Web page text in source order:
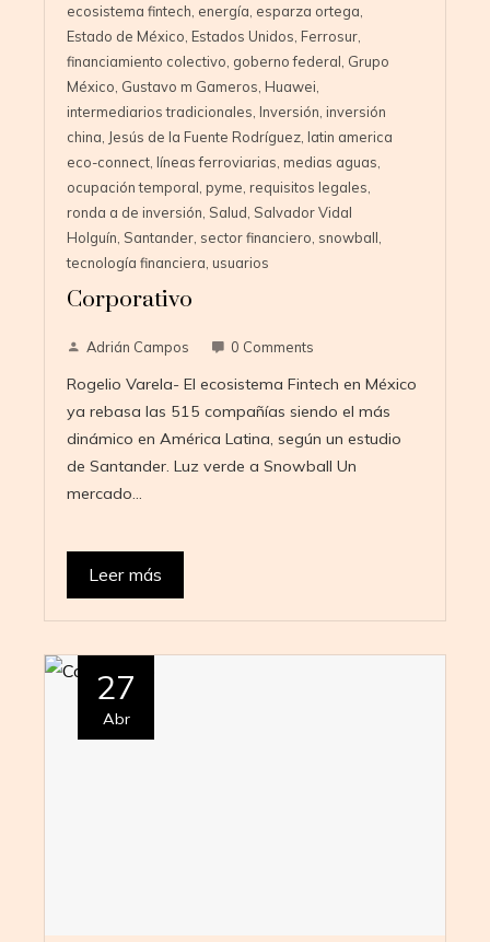
ecosistema fintech energía esparza ortega
Estado de México Estados Unidos Ferrosur
financiamiento colectivo goberno federal Grupo
México Gustavo m Gameros Huawei
intermediarios tradicionales Inversión inversión
china Jesús de la Fuente Rodríguez latin america
eco-connect líneas ferroviarias medias aguas
ocupación temporal pyme requisitos legales
ronda a de inversión Salud Salvador Vidal
Holguín Santander sector financiero snowball
tecnología financiera usuarios
Corporativo
Adrián Campos 0 Comments
Rogelio Varela- El ecosistema Fintech en México
ya rebasa las 515 compañías siendo el más
dinámico en América Latina, según un estudio
de Santander. Luz verde a Snowball Un
mercado…
Leer más
27
Abr